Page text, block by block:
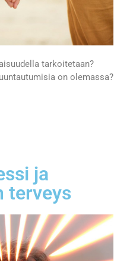
tarkoitetaan?
on olemassa?
ja
terveys